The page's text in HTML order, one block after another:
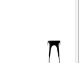
و
درمانی